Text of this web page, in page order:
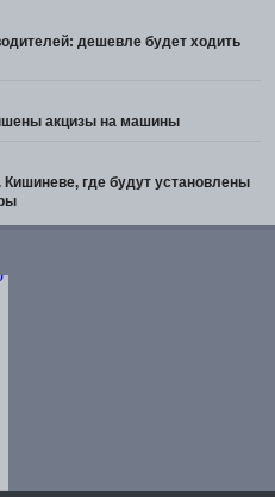
дешевле будет ходить
акцизы на машины
Кишиневе, где будут установлены